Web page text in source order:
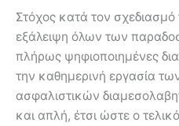
Στόχος κατά τον
εξάλειψη όλων των
πλήρως ψηφιοποιημένες
την καθημερινή εργασία
ασφαλιστικών
και απλή, έτσι ώστε ο